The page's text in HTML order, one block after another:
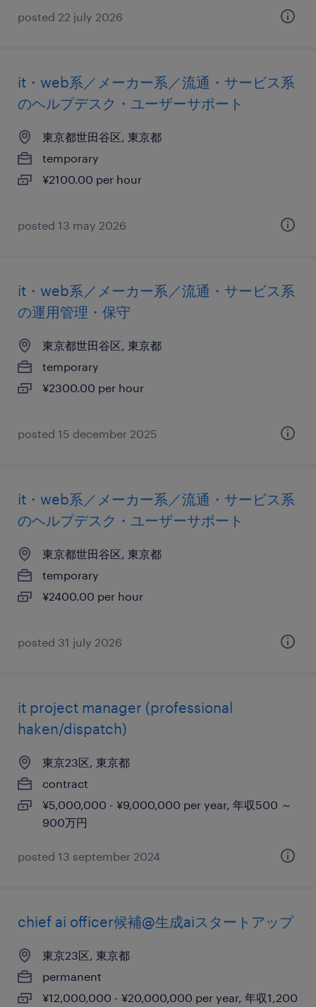
posted 22 july 2026
it・web系／メーカー系／流通・サービス系
のヘルプデスク・ユーザーサポート
東京都世田谷区, 東京都
temporary
¥2100.00 per hour
posted 13 may 2026
it・web系／メーカー系／流通・サービス系
の運用管理・保守
東京都世田谷区, 東京都
temporary
¥2300.00 per hour
posted 15 december 2025
it・web系／メーカー系／流通・サービス系
のヘルプデスク・ユーザーサポート
東京都世田谷区, 東京都
temporary
¥2400.00 per hour
posted 31 july 2026
it project manager (professional
haken/dispatch)
東京23区, 東京都
contract
¥5,000,000 - ¥9,000,000 per year, 年収500 ～
900万円
posted 13 september 2024
chief ai officer候補@生成aiスタートアップ
東京23区, 東京都
permanent
¥12,000,000 - ¥20,000,000 per year, 年収1,200